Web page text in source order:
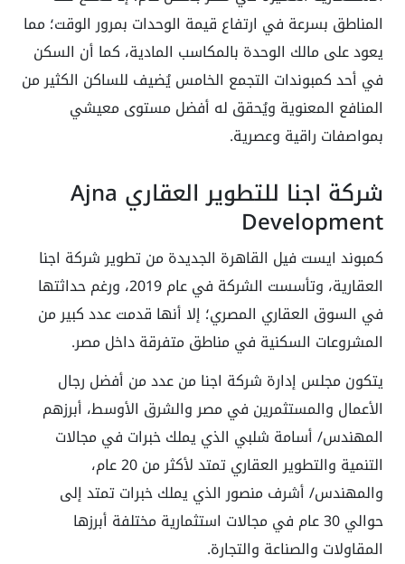
المناطق بسرعة في ارتفاع قيمة الوحدات بمرور الوقت؛ مما
يعود على مالك الوحدة بالمكاسب المادية، كما أن السكن
في أحد كمبوندات التجمع الخامس يُضيف للساكن الكثير من
المنافع المعنوية ويُحقق له أفضل مستوى معيشي
بمواصفات راقية وعصرية.
شركة اجنا للتطوير العقاري Ajna
Development
كمبوند ايست فيل القاهرة الجديدة من تطوير شركة اجنا
العقارية، وتأسست الشركة في عام 2019، ورغم حداثتها
في السوق العقاري المصري؛ إلا أنها قدمت عدد كبير من
المشروعات السكنية في مناطق متفرقة داخل مصر.
يتكون مجلس إدارة شركة اجنا من عدد من أفضل رجال
الأعمال والمستثمرين في مصر والشرق الأوسط، أبرزهم
المهندس/ أسامة شلبي الذي يملك خبرات في مجالات
التنمية والتطوير العقاري تمتد لأكثر من 20 عام،
والمهندس/ أشرف منصور الذي يملك خبرات تمتد إلى
حوالي 30 عام في مجالات استثمارية مختلفة أبرزها
المقاولات والصناعة والتجارة.